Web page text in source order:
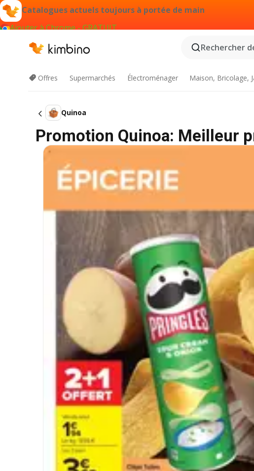
Catalogues actuels toujours à portée de main
Ajouter à Chrome - GRATUIT
Rechercher
Offres Supermarchés Électroménager Maison, Bricolage,
Quinoa
Promotion Quinoa: Meilleur